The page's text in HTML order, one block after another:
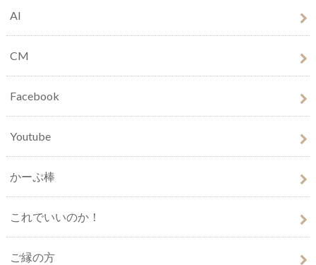
AI
CM
Facebook
Youtube
かーぷ棒
これでいいのか！
ご縁の方